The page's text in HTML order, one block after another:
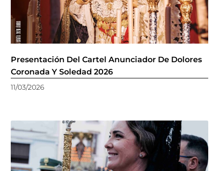
Presentación Del Cartel Anunciador De Dolores
Coronada Y Soledad 2026
11/03/2026